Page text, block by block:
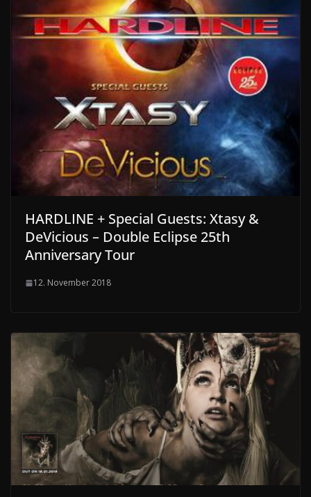
HARDLINE + Special Guests: Xtasy &
DeVicious – Double Eclipse 25th
Anniversary Tour
12. November 2018